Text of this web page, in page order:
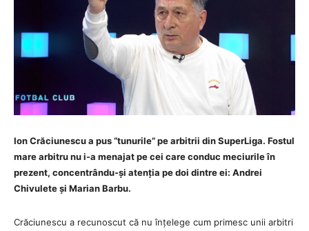
Ion Crăciunescu a pus “tunurile” pe arbitrii din SuperLiga. Fostul
mare arbitru nu i-a menajat pe cei care conduc meciurile în
prezent, concentrându-și atenția pe doi dintre ei: Andrei
Chivulete și Marian Barbu.
Crăciunescu a recunoscut că nu înțelege cum primesc unii arbitri